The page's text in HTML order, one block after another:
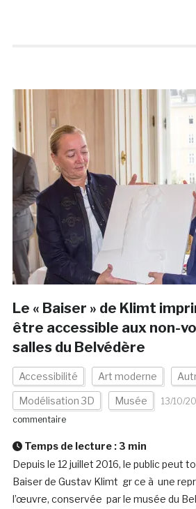
Le « Baiser » de Klimt
être accessible aux non-
salles du Belvédère
Accessibilité Art moderne
Modélisation 3D Musée 13/10/
commentaire
Temps de lecture : 3 min
Depuis le 12 juillet 2016, le public peut
Baiser de Gustav Klimt gr ce à une
l’œuvre, conservée par le musée du